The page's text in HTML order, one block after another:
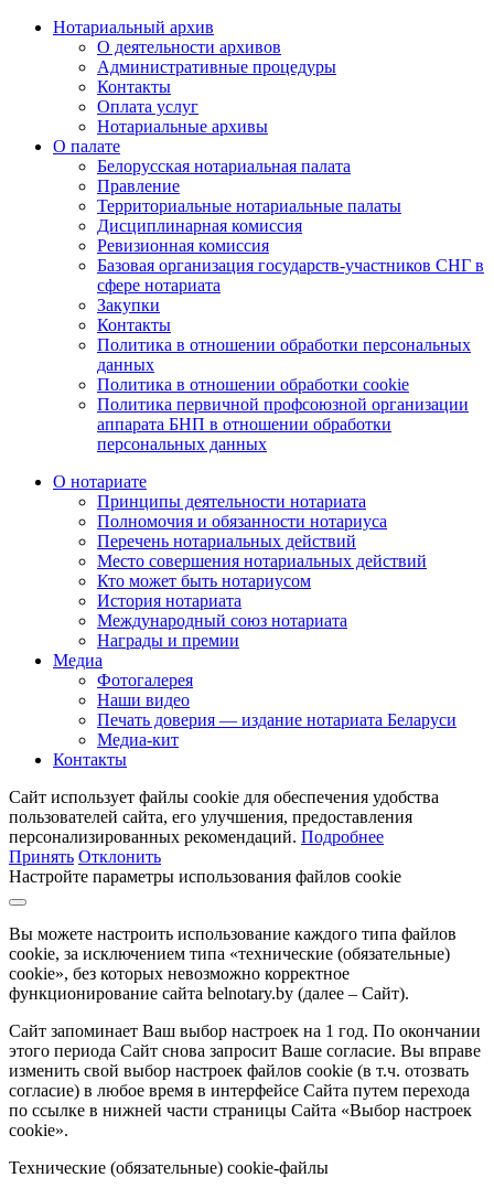
Нотариальный архив
О деятельности архивов
Административные процедуры
Контакты
Оплата услуг
Нотариальные архивы
О палате
Белорусская нотариальная палата
Правление
Территориальные нотариальные палаты
Дисциплинарная комиссия
Ревизионная комиссия
Базовая организация государств-участников СНГ в
сфере нотариата
Закупки
Контакты
Политика в отношении обработки персональных
данных
Политика в отношении обработки cookie
Политика первичной профсоюзной организации
аппарата БНП в отношении обработки
персональных данных
О нотариате
Принципы деятельности нотариата
Полномочия и обязанности нотариуса
Перечень нотариальных действий
Место совершения нотариальных действий
Кто может быть нотариусом
История нотариата
Международный союз нотариата
Награды и премии
Медиа
Фотогалерея
Наши видео
Печать доверия — издание нотариата Беларуси
Медиа-кит
Контакты
Сайт использует файлы cookie для обеспечения удобства
пользователей сайта, его улучшения, предоставления
персонализированных рекомендаций. Подробнее
Принять Отклонить
Настройте параметры использования файлов cookie
Вы можете настроить использование каждого типа файлов
cookie, за исключением типа «технические (обязательные)
cookie», без которых невозможно корректное
функционирование сайта belnotary.by (далее – Сайт).
Сайт запоминает Ваш выбор настроек на 1 год. По окончании
этого периода Сайт снова запросит Ваше согласие. Вы вправе
изменить свой выбор настроек файлов cookie (в т.ч. отозвать
согласие) в любое время в интерфейсе Сайта путем перехода
по ссылке в нижней части страницы Сайта «Выбор настроек
cookie».
Технические (обязательные) cookie-файлы